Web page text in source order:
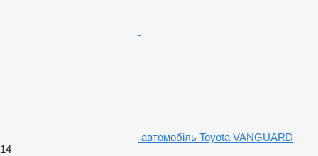
автомобіль Toyota VANGUARD
14